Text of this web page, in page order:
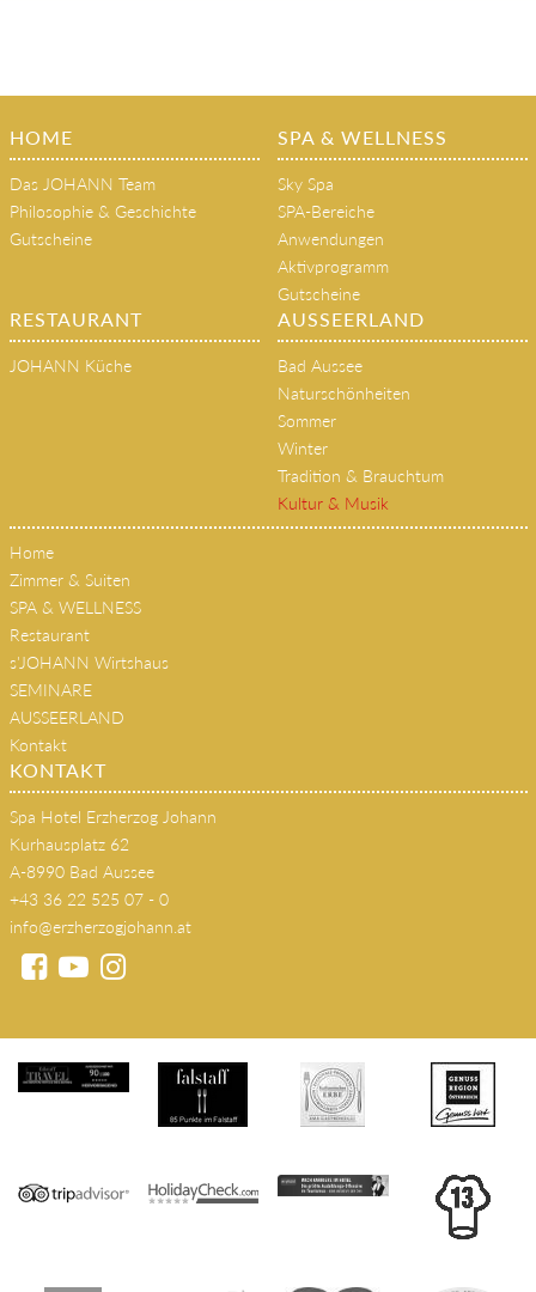
HOME
Das JOHANN Team
Philosophie & Geschichte
Gutscheine
SPA & WELLNESS
Sky Spa
SPA-Bereiche
Anwendungen
Aktivprogramm
Gutscheine
RESTAURANT
JOHANN Küche
AUSSEERLAND
Bad Aussee
Naturschönheiten
Sommer
Winter
Tradition & Brauchtum
Kultur & Musik
Home
Zimmer & Suiten
SPA & WELLNESS
Restaurant
s'JOHANN Wirtshaus
SEMINARE
AUSSEERLAND
Kontakt
KONTAKT
Spa Hotel Erzherzog Johann
Kurhausplatz 62
A-8990 Bad Aussee
+43 36 22 525 07 - 0
info@erzherzogjohann.at